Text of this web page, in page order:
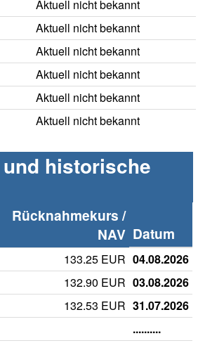
Aktuell nicht bekannt
Aktuell nicht bekannt
Aktuell nicht bekannt
Aktuell nicht bekannt
Aktuell nicht bekannt
Aktuell nicht bekannt
historische
Rücknahmekurs /
NAV Datum
133.25 EUR 04.08.2026
132.90 EUR 03.08.2026
132.53 EUR 31.07.2026
..........